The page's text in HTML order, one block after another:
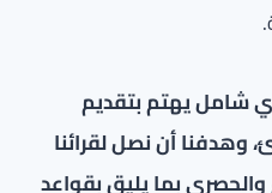
شامل يهتم بتقديم
وهدفنا أن نصل لقرائنا
والحصري بما يليق بقواعد